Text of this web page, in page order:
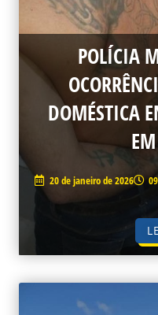
POLÍCIA
DOMÉSTICA
20 de janeiro de 2026